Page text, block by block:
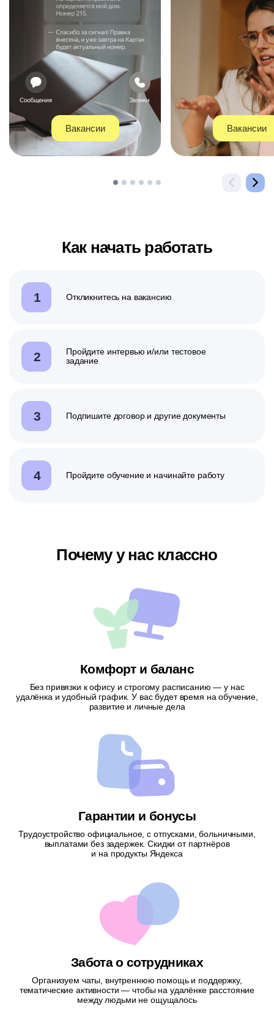
Вакансии Вакансии
Как начать работать
1 Откликнитесь на вакансию
2 Пройдите интервью и/или тестовое
задание
3 Подпишите договор и другие документы
4 Пройдите обучение и начинайте работу
Почему у нас классно
Комфорт и баланс
Без привязки к офису и строгому расписанию — у нас
удалёнка и удобный график. У вас будет время на обучение,
развитие и личные дела
Гарантии и бонусы
Трудоустройство официальное, с отпусками, больничными,
выплатами без задержек. Скидки от партнёров
и на продукты Яндекса
Забота о сотрудниках
Организуем чаты, внутреннюю помощь и поддержку,
тематические активности — чтобы на удалёнке расстояние
между людьми не ощущалось